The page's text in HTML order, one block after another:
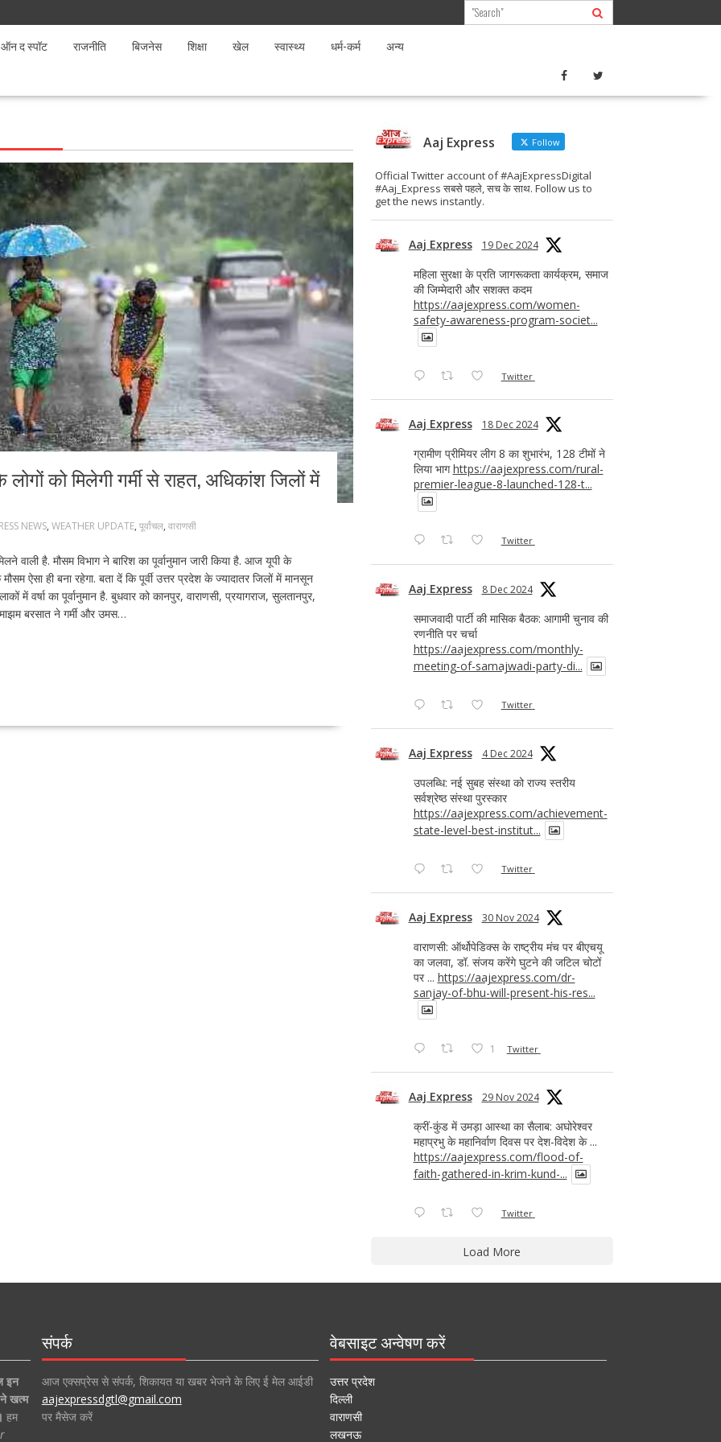
ऑन द स्पॉट राजनीति बिजनेस शिक्षा खेल स्वास्थ्य धर्म-कर्म अन्य
लोगों को मिलेगी गर्मी से राहत, अधिकांश जिलों में
NEWS, WEATHER UPDATE, पूर्वांचल, वाराणसी
वाली है. मौसम विभाग ने बारिश का पूर्वानुमान जारी किया है. आज यूपी के
ऐसा ही बना रहेगा. बता दें कि पूर्वी उत्तर प्रदेश के ज्यादातर जिलों में मानसून
में वर्षा का पूर्वानुमान है. बुधवार को कानपुर, वाराणसी, प्रयागराज, सुलतानपुर,
बरसात ने गर्मी और उमस…
Aaj Express Follow
Official Twitter account of #AajExpressDigital
#Aaj_Express सबसे पहले, सच के साथ. Follow us to
get the news instantly.
Aaj Express 19 Dec 2024
महिला सुरक्षा के प्रति जागरूकता कार्यक्रम, समाज
की जिम्मेदारी और सशक्त कदम
https://aajexpress.com/women-
safety-awareness-program-societ...
Twitter
Aaj Express 18 Dec 2024
ग्रामीण प्रीमियर लीग 8 का शुभारंभ, 128 टीमों ने
लिया भागhttps://aajexpress.com/rural-
premier-league-8-launched-128-t...
Twitter
Aaj Express 8 Dec 2024
समाजवादी पार्टी की मासिक बैठक: आगामी चुनाव की
रणनीति पर चर्चा
https://aajexpress.com/monthly-
meeting-of-samajwadi-party-di...
Twitter
Aaj Express 4 Dec 2024
उपलब्धि: नई सुबह संस्था को राज्य स्तरीय
सर्वश्रेष्ठ संस्था पुरस्कार
https://aajexpress.com/achievement-
state-level-best-institut...
Twitter
Aaj Express 30 Nov 2024
वाराणसी: ऑर्थोपेडिक्स के राष्ट्रीय मंच पर बीएचयू
का जलवा, डॉ. संजय करेंगे घुटने की जटिल चोटों
पर ... https://aajexpress.com/dr-
sanjay-of-bhu-will-present-his-res...
1 Twitter
Aaj Express 29 Nov 2024
क्रीं-कुंड में उमड़ा आस्था का सैलाब: अघोरेश्वर
महाप्रभु के महानिर्वाण दिवस पर देश-विदेश के ...
https://aajexpress.com/flood-of-
faith-gathered-in-krim-kund-...
Twitter
Load More
इन
खत्म
हम
संपर्क
आज एक्सप्रेस से संपर्क, शिकायत या खबर भेजने के लिए ई मेल आईडी
aajexpressdgtl@gmail.com
पर मैसेज करें
वेबसाइट अन्वेषण करें
उत्तर प्रदेश
दिल्ली
वाराणसी
लखनऊ